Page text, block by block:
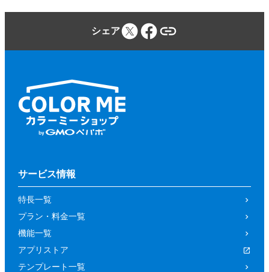
シェア
サービス情報
特長一覧
プラン・料金一覧
機能一覧
アプリストア
テンプレート一覧